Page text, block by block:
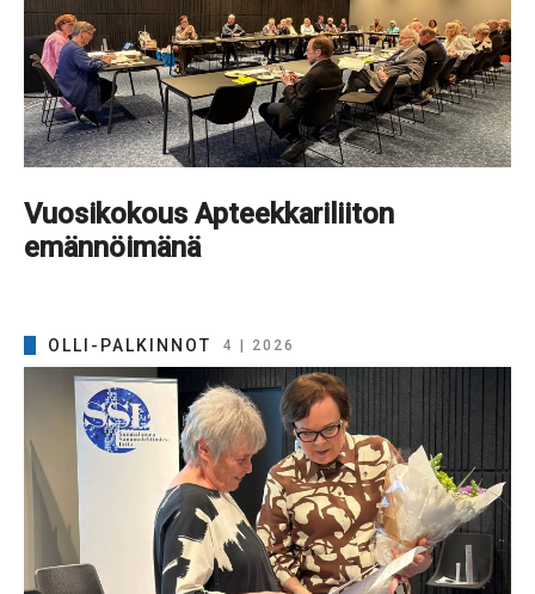
Vuosikokous Apteekkariliiton
emännöimänä
OLLI-PALKINNOT 4 | 2026